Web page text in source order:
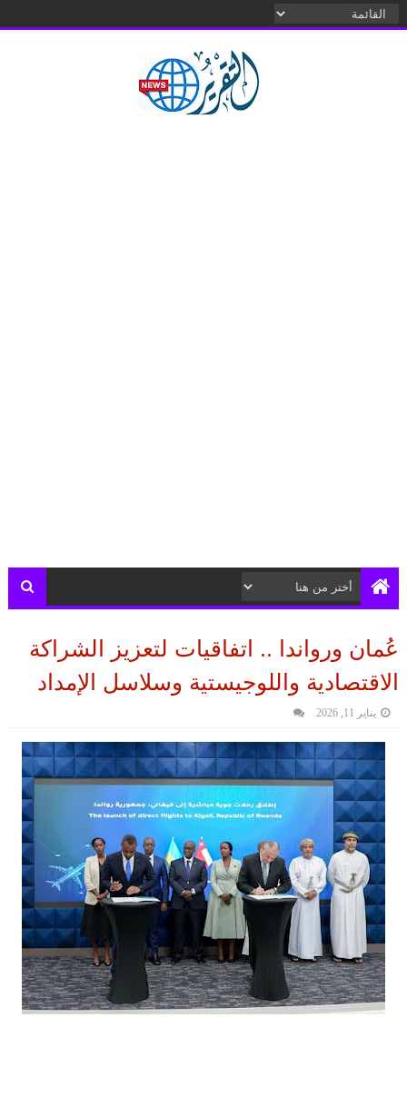
عُمان ورواندا .. اتفاقيات لتعزيز الشراكة
الاقتصادية واللوجيستية وسلاسل الإمداد
يناير 11, 2026